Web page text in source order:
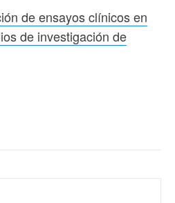
de ensayos clínicos en
de investigación de